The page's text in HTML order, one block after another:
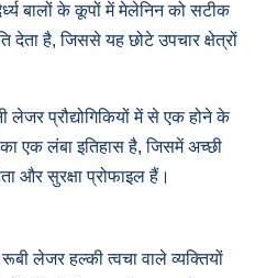
बालों के कूपों में मेलेनिन को सटीक
है, जिससे यह छोटे उपचार क्षेत्रों
लेजर प्रौद्योगिकियों में से एक होने के
एक लंबा इतिहास है, जिसमें अच्छी
और सुरक्षा प्रोफाइल हैं।
लेजर हल्की त्वचा वाले व्यक्तियों